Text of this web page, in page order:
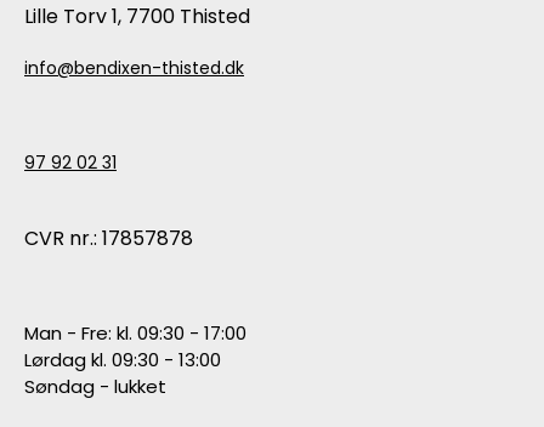
Lille Torv 1, 7700 Thisted
info@bendixen-thisted.dk
97 92 02 31
CVR nr.: 17857878
Man - Fre: kl. 09:30 - 17:00
Lørdag kl. 09:30 - 13:00
Søndag - lukket